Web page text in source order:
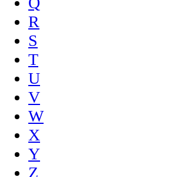
R
S
T
U
V
W
X
Y
Z